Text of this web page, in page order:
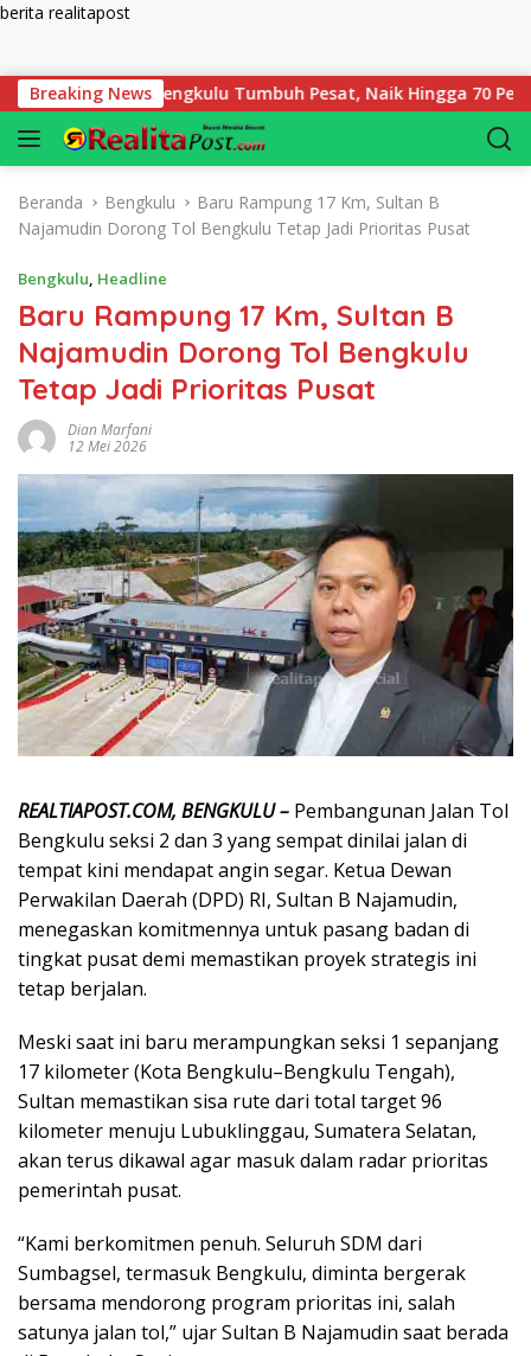
berita realitapost
Breaking News
Bengkulu Tumbuh Pesat, Naik Hingga 70 Persen
Beranda Bengkulu
Baru Rampung 17 Km, Sultan B
Najamudin Dorong Tol Bengkulu Tetap Jadi Prioritas Pusat
Bengkulu, Headline
Baru Rampung 17 Km, Sultan B
Najamudin Dorong Tol Bengkulu
Tetap Jadi Prioritas Pusat
Dian Marfani
12 Mei 2026
REALTIAPOST.COM, BENGKULU – Pembangunan Jalan Tol
Bengkulu seksi 2 dan 3 yang sempat dinilai jalan di
tempat kini mendapat angin segar. Ketua Dewan
Perwakilan Daerah (DPD) RI, Sultan B Najamudin,
menegaskan komitmennya untuk pasang badan di
tingkat pusat demi memastikan proyek strategis ini
tetap berjalan.
Meski saat ini baru merampungkan seksi 1 sepanjang
17 kilometer (Kota Bengkulu–Bengkulu Tengah),
Sultan memastikan sisa rute dari total target 96
kilometer menuju Lubuklinggau, Sumatera Selatan,
akan terus dikawal agar masuk dalam radar prioritas
pemerintah pusat.
“Kami berkomitmen penuh. Seluruh SDM dari
Sumbagsel, termasuk Bengkulu, diminta bergerak
bersama mendorong program prioritas ini, salah
satunya jalan tol,” ujar Sultan B Najamudin saat berada